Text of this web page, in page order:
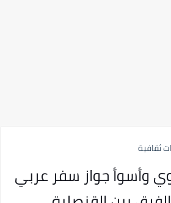
ثقافية
وأسوأ جواز سفر عربي